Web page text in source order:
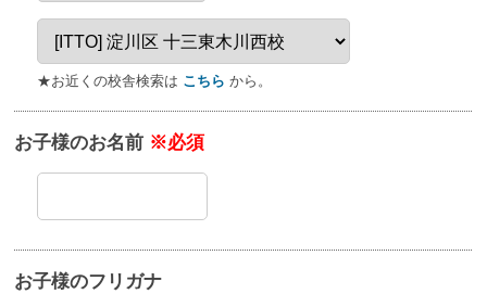
★お近くの校舎検索は こちら から。
お子様のお名前 ※必須
お子様のフリガナ